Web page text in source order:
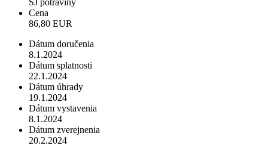
ŠJ potraviny
Cena
86,80 EUR
Dátum doručenia
8.1.2024
Dátum splatnosti
22.1.2024
Dátum úhrady
19.1.2024
Dátum vystavenia
8.1.2024
Dátum zverejnenia
20.2.2024